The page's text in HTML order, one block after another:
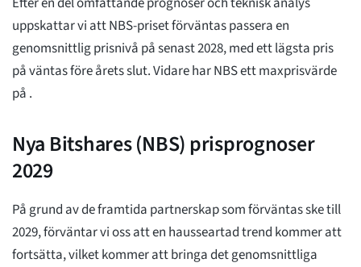
uppskattar vi att NBS-priset förväntas passera en
genomsnittlig prisnivå påsenast 2028, med ett lägsta pris
påväntas före årets slut. Vidare har NBS ett maxprisvärde
på .
Nya Bitshares (NBS) prisprognoser
2029
På grund av de framtida partnerskap som förväntas ske till
2029, förväntar vi oss att en hausseartad trend kommer att
fortsätta, vilket kommer att bringa det genomsnittliga